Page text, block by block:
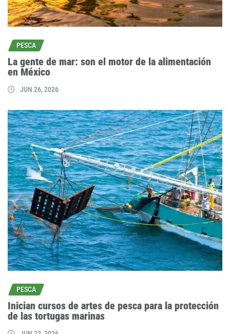
PESCA
La gente de mar: son el motor de la alimentación
en México
JUN 26, 2026
PESCA
Inician cursos de artes de pesca para la protección
de las tortugas marinas